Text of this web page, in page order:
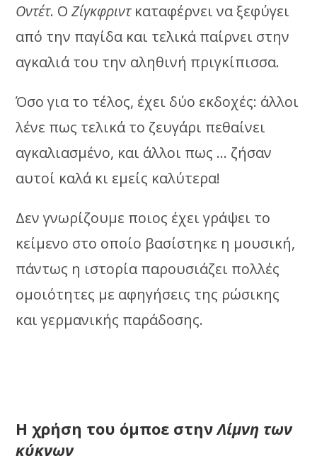
Οντέτ. ΟΖίγκφριντκαταφέρνει να ξεφύγει
από την παγίδα και τελικά παίρνει στην
αγκαλιά του την αληθινή πριγκίπισσα.
Όσο για το τέλος, έχει δύο εκδοχές: άλλοι
λένε πως τελικά το ζευγάρι πεθαίνει
αγκαλιασμένο, και άλλοι πως … ζήσαν
αυτοί καλά κι εμείς καλύτερα!
Δεν γνωρίζουμε ποιος έχει γράψει το
κείμενο στο οποίο βασίστηκε η μουσική,
πάντως η ιστορία παρουσιάζει πολλές
ομοιότητες με αφηγήσεις της ρώσικης
και γερμανικής παράδοσης.
Η χρήση του όμποε στηνΛίμνη των
κύκνων